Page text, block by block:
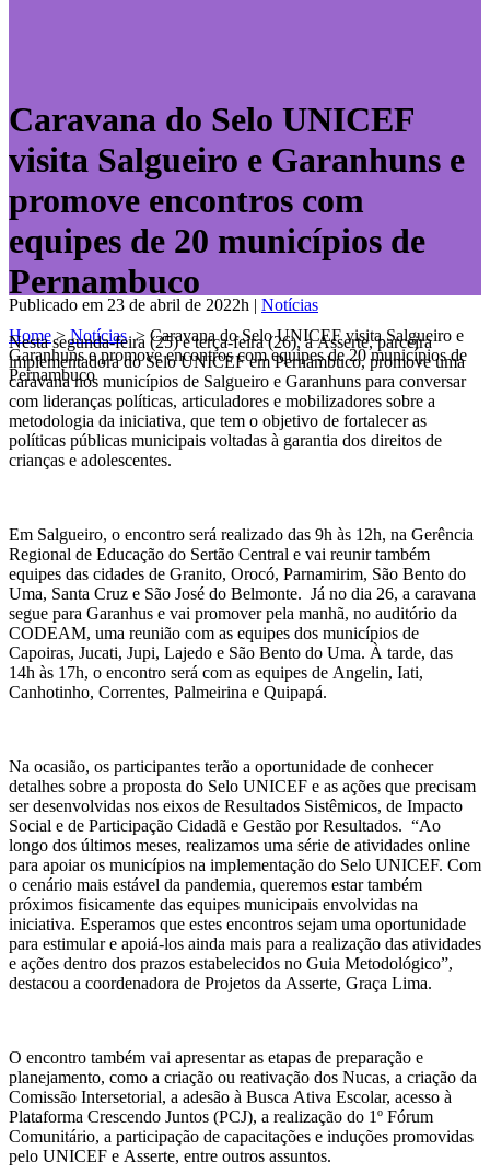
Caravana do Selo UNICEF
visita Salgueiro e Garanhuns e
promove encontros com
equipes de 20 municípios de
Pernambuco
Home>Notícias > Caravana do Selo UNICEF visita Salgueiro e
Garanhuns e promove encontros com equipes de 20 municípios de
Pernambuco
Publicado em 23 de abril de 2022h | Notícias
Nesta segunda-feira (25) e terça-feira (26), a Asserte, parceira
implementadora do Selo UNICEF em Pernambuco, promove uma
caravana nos municípios de Salgueiro e Garanhuns para conversar
com lideranças políticas, articuladores e mobilizadores sobre a
metodologia da iniciativa, que tem o objetivo de fortalecer as
políticas públicas municipais voltadas à garantia dos direitos de
crianças e adolescentes.
Em Salgueiro, o encontro será realizado das 9h às 12h, na Gerência
Regional de Educação do Sertão Central e vai reunir também
equipes das cidades de Granito, Orocó, Parnamirim, São Bento do
Uma, Santa Cruz e São José do Belmonte. Já no dia 26, a caravana
segue para Garanhus e vai promover pela manhã, no auditório da
CODEAM, uma reunião com as equipes dos municípios de
Capoiras, Jucati, Jupi, Lajedo e São Bento do Uma. À tarde, das
14h às 17h, o encontro será com as equipes de Angelin, Iati,
Canhotinho, Correntes, Palmeirina e Quipapá.
Na ocasião, os participantes terão a oportunidade de conhecer
detalhes sobre a proposta do Selo UNICEF e as ações que precisam
ser desenvolvidas nos eixos de Resultados Sistêmicos, de Impacto
Social e de Participação Cidadã e Gestão por Resultados. “Ao
longo dos últimos meses, realizamos uma série de atividades online
para apoiar os municípios na implementação do Selo UNICEF. Com
o cenário mais estável da pandemia, queremos estar também
próximos fisicamente das equipes municipais envolvidas na
iniciativa. Esperamos que estes encontros sejam uma oportunidade
para estimular e apoiá-los ainda mais para a realização das atividades
e ações dentro dos prazos estabelecidos no Guia Metodológico”,
destacou a coordenadora de Projetos da Asserte, Graça Lima.
O encontro também vai apresentar as etapas de preparação e
planejamento, como a criação ou reativação dos Nucas, a criação da
Comissão Intersetorial, a adesão à Busca Ativa Escolar, acesso à
Plataforma Crescendo Juntos (PCJ), a realização do 1º Fórum
Comunitário, a participação de capacitações e induções promovidas
pelo UNICEF e Asserte, entre outros assuntos.